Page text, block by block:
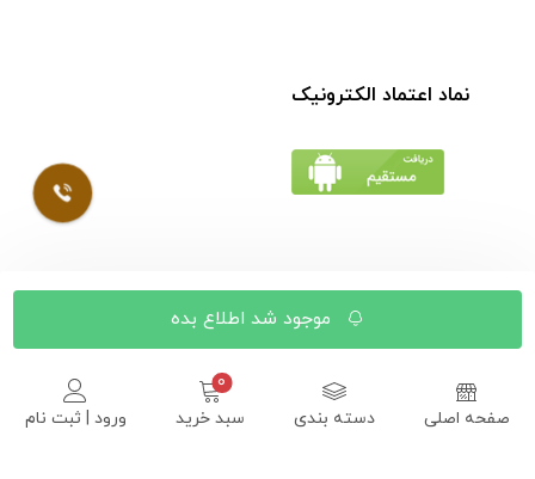
صفحه اصلی دسته بندی سبد خرید ورود | ثبت نام
نماد اعتماد الکترونیک
© کلیه حقوق مادی و معنوی محتویات سایت فروشگاه اینترنتی
موسوی محفوظ است |طراحی شده توسط ایلیاسیستم